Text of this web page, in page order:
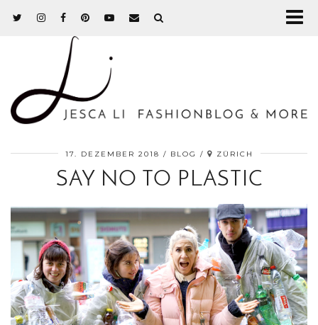
17. DEZEMBER 2018 BLOG ZÜRICH
SAY NO TO PLASTIC